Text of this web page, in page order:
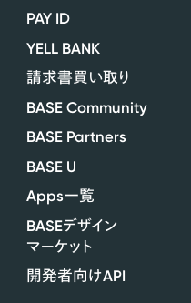
PAY ID
YELL BANK
請求書買い取り
BASE Community
BASE Partners
BASE U
Apps一覧
BASEデザイン
マーケット
開発者向けAPI